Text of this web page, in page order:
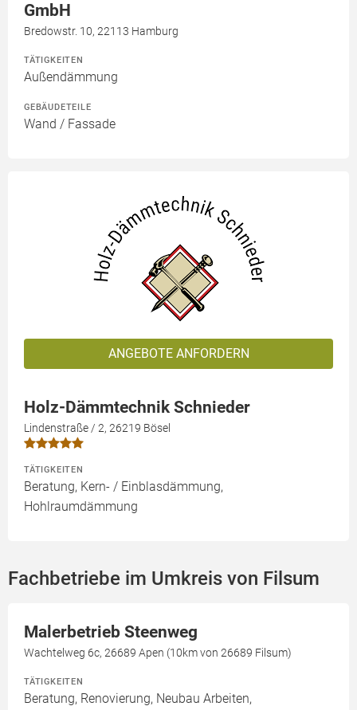
GmbH
Bredowstr. 10, 22113 Hamburg
TÄTIGKEITEN
Außendämmung
GEBÄUDETEILE
Wand / Fassade
ANGEBOTE ANFORDERN
Holz-Dämmtechnik Schnieder
Lindenstraße / 2, 26219 Bösel
TÄTIGKEITEN
Beratung, Kern- / Einblasdämmung,
Hohlraumdämmung
Fachbetriebe im Umkreis von Filsum
Malerbetrieb Steenweg
Wachtelweg 6c, 26689 Apen (10km von 26689 Filsum)
TÄTIGKEITEN
Beratung, Renovierung, Neubau Arbeiten,